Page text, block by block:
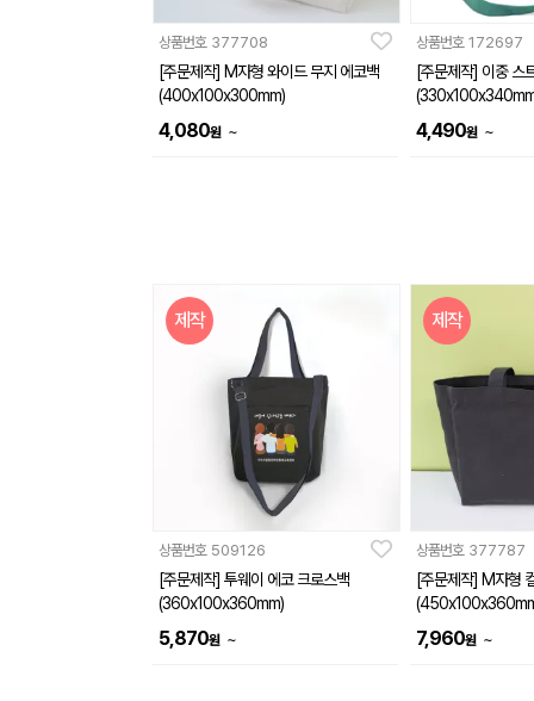
상품번호 377708
[주문제작] M자형 와이드 무지 에코백
(400x100x300mm)
4,080원 ~
상품번호 172697
[주문제작] 이중 스
4,490원 ~
제작
상품번호 509126
[주문제작] 투웨이 에코 크로스백
(360x100x360mm)
5,870원 ~
제작
상품번호 377787
[주문제작] M자형
7,960원 ~